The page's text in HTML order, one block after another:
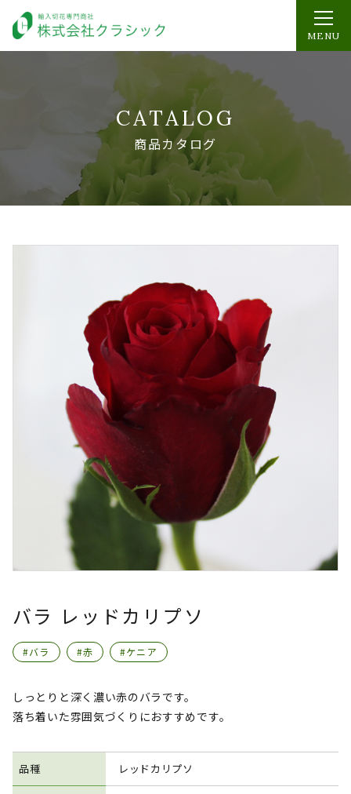
MENU
CATALOG
商品カタログ
バラ レッドカリプソ
#バラ #赤 #ケニア
しっとりと深く濃い赤のバラです。
落ち着いた雰囲気づくりにおすすめです。
品種 レッドカリプソ